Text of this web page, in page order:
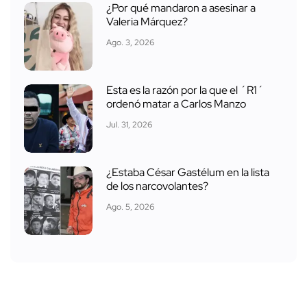
¿Por qué mandaron a asesinar a
Valeria Márquez?
Ago. 3, 2026
Esta es la razón por la que el ´R1´
ordenó matar a Carlos Manzo
Jul. 31, 2026
¿Estaba César Gastélum en la lista
de los narcovolantes?
Ago. 5, 2026